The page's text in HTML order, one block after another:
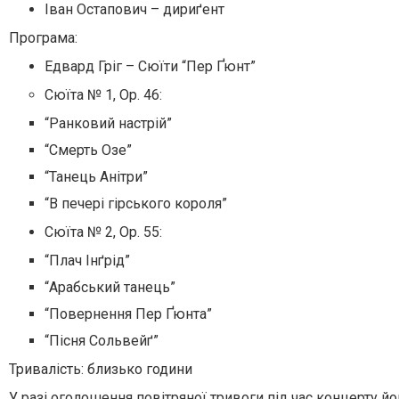
Іван Остапович – дириґент
Програма:
Едвард Гріг – Сюїти “Пер Ґюнт”
Сюїта № 1, Op. 46:
“Ранковий настрій”
“Смерть Озе”
“Танець Анітри”
“В печері гірського короля”
Сюїта № 2, Op. 55:
“Плач Інґрід”
“Арабський танець”
“Повернення Пер Ґюнта”
“Пісня Сольвейґ”
Тривалість: близько години